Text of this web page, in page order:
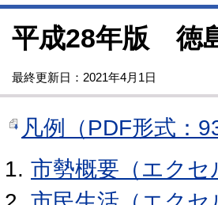
平成28年版 徳
最終更新日：2021年4月1日
凡例（PDF形式：
市勢概要（エクセ